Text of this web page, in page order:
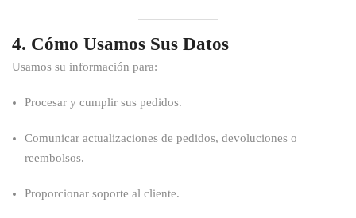
4. Cómo Usamos Sus Datos
Usamos su información para:
Procesar y cumplir sus pedidos.
Comunicar actualizaciones de pedidos, devoluciones o
reembolsos.
Proporcionar soporte al cliente.